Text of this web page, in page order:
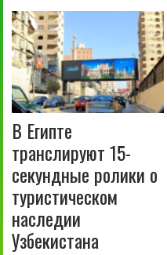
В Египте
транслируют 15-
секундные ролики о
туристическом
наследии
Узбекистана